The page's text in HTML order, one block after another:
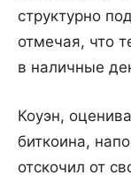
структурно
отмечая, что
в наличные
Коуэн,
биткоина,
отскочил от